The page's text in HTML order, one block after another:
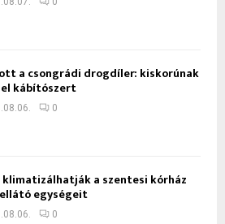
a csongrádi drogdíler: kiskorúnak
kábítószert
0
klimatizálhatják a szentesi kórház
egységeit
0